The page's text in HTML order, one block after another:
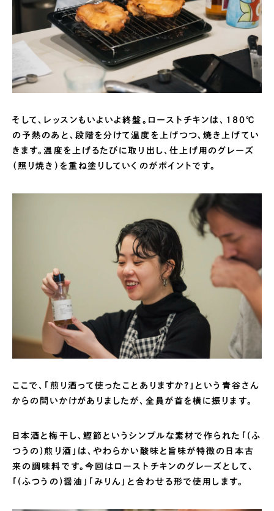
そして、レッスンもいよいよ終盤。ローストチキンは、180℃
の予熱のあと、段階を分けて温度を上げつつ、焼き上げてい
きます。温度を上げるたびに取り出し、仕上げ用のグレーズ
（照り焼き）を重ね塗りしていくのがポイントです。
ここで、「煎り酒って使ったことありますか?」という青谷さん
からの問いかけがありましたが、全員が首を横に振ります。
日本酒と梅干し、鰹節というシンプルな素材で作られた「(ふ
つうの)煎り酒」は、やわらかい酸味と旨味が特徴の日本古
来の調味料です。今回はローストチキンのグレーズとして、
「(ふつうの)醤油」「みりん」と合わせる形で使用します。